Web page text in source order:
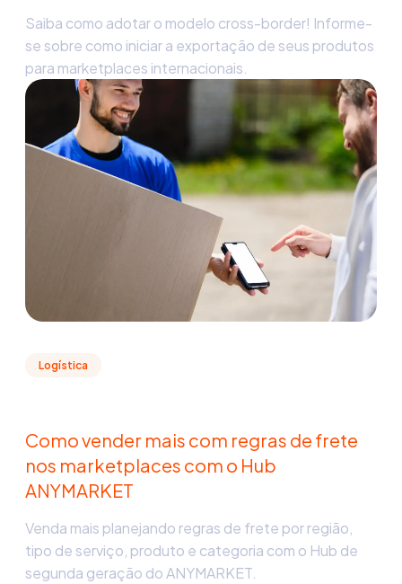
Saiba como adotar o modelo cross-border! Informe-
se sobre como iniciar a exportação de seus produtos
para marketplaces internacionais.
Logística
Como vender mais com regras de frete
nos marketplaces com o Hub
ANYMARKET
Venda mais planejando regras de frete por região,
tipo de serviço, produto e categoria com o Hub de
segunda geração do ANYMARKET.